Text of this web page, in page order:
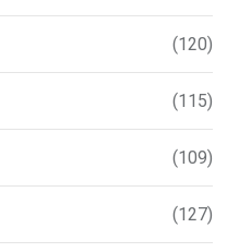
(120)
(115)
(109)
(127)